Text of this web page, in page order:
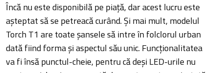
Încă nu este disponibilă pe piață, dar acest lucru este
așteptat să se petreacă curând. Și mai mult, modelul
Torch T1 are toate șansele să intre în folclorul urban
dată fiind forma și aspectul său unic. Funcționalitatea
va fi însă punctul-cheie, pentru că deși LED-urile nu